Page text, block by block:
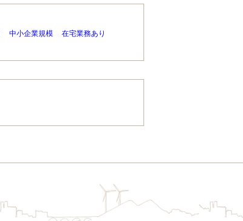
中小企業規模
在宅業務あり